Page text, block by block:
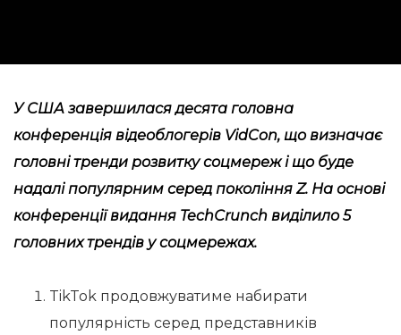
У США завершилася десята головна
конференція відеоблогерів VidCon, що визначає
головні тренди розвитку соцмереж і що буде
надалі популярним серед покоління Z. На основі
конференції видання TechСrunch виділило5
головних трендів у соцмережах.
TikTok продовжуватиме набирати
популярність серед представників